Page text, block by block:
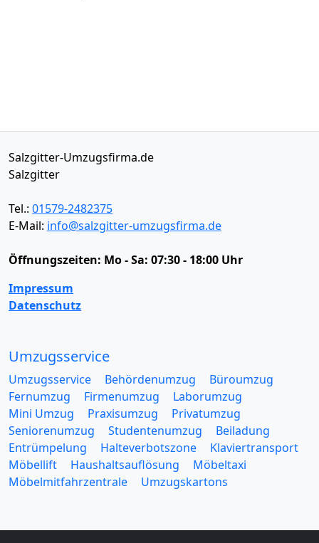
Salzgitter-Umzugsfirma.de
Salzgitter
Tel.: 01579-2482375
E-Mail: info@salzgitter-umzugsfirma.de
Öffnungszeiten: Mo - Sa: 07:30 - 18:00 Uhr
Impressum
Datenschutz
Umzugsservice
Umzugsservice Behördenumzug
Büroumzug
Fernumzug
Firmenumzug
Laborumzug
Mini Umzug
Praxisumzug
Privatumzug
Seniorenumzug
Studentenumzug
Beiladung
Entrümpelung
Halteverbotszone
Klaviertransport
Möbellift
Haushaltsauflösung
Möbeltaxi
Möbelmitfahrzentrale
Umzugskartons